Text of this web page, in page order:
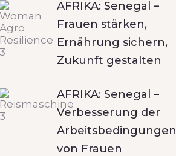
AFRIKA: Senegal –
Frauen stärken,
Ernährung sichern,
Zukunft gestalten
AFRIKA: Senegal –
Verbesserung der
Arbeitsbedingungen
von Frauen